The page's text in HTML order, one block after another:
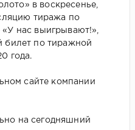
в воскресенье,
тиража по
нас выигрывают!»,
билет по тиражной
года.
сайте компании
на сегодняшний